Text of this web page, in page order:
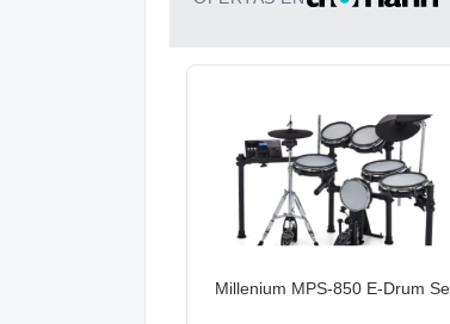
Millenium MPS-850 E-Drum